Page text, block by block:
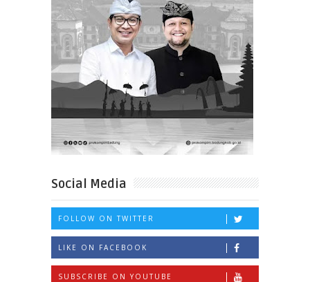
Social Media
FOLLOW ON TWITTER
LIKE ON FACEBOOK
SUBSCRIBE ON YOUTUBE